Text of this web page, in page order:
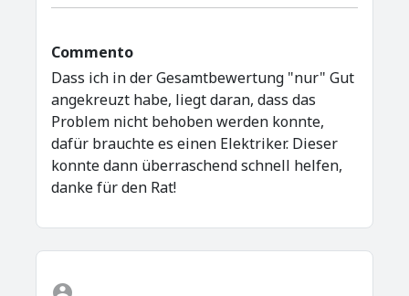
Commento
Dass ich in der Gesamtbewertung "nur" Gut
angekreuzt habe, liegt daran, dass das
Problem nicht behoben werden konnte,
dafür brauchte es einen Elektriker. Dieser
konnte dann überraschend schnell helfen,
danke für den Rat!